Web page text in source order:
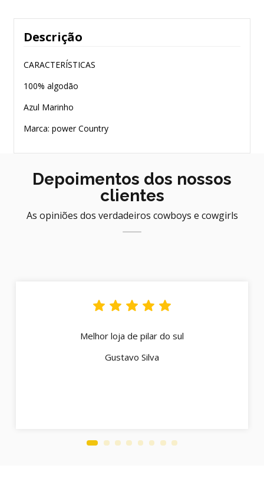
Descrição
CARACTERÍSTICAS
100% algodão
Azul Marinho
Marca: power Country
Depoimentos dos nossos
clientes
As opiniões dos verdadeiros cowboys e cowgirls
Melhor loja de pilar do sul
Gustavo Silva